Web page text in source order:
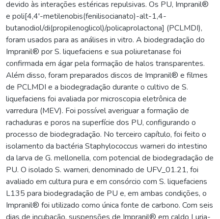
devido às interações estéricas repulsivas. Os PU, Impranil®
e poli[4,4'-metilenobis(fenilisocianato)-alt-1,4-
butanodiol/di(propilenoglicol)/policaprolactona] (PCLMDI),
foram usados para as análises in vitro. A biodegradação do
Impranil® por S. liquefaciens e sua poliuretanase foi
confirmada em ágar pela formação de halos transparentes.
Além disso, foram preparados discos de Impranil® e filmes
de PCLMDI e a biodegradação durante o cultivo de S.
liquefaciens foi avaliada por microscopia eletrônica de
varredura (MEV). Foi possível averiguar a formação de
rachaduras e poros na superfície dos PU, configurando o
processo de biodegradação. No terceiro capítulo, foi feito o
isolamento da bactéria Staphylococcus warneri do intestino
da larva de G. mellonella, com potencial de biodegradação de
PU. O isolado S. warneri, denominado de UFV_01.21, foi
avaliado em cultura pura e em consórcio com S. liquefaciens
L135 para biodegradação de PU e, em ambas condições, o
Impranil® foi utilizado como única fonte de carbono. Com seis